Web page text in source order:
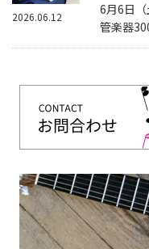
6月6日（
管楽器
2026.06.12